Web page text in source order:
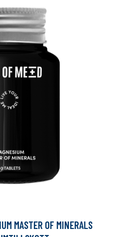
MASTER OF MINERALS